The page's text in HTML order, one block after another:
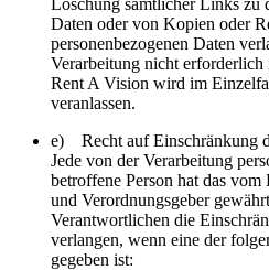
Löschung sämtlicher Links zu
Daten oder von Kopien oder
personenbezogenen Daten
Verarbeitung nicht
Rent A Vision wird im
veranlassen.
e) Recht auf Einschränkung
Jede von der Verarbeitung
betroffene Person hat das
und Verordnungsgeber
Verantwortlichen die
verlangen, wenn eine der
gegeben ist: